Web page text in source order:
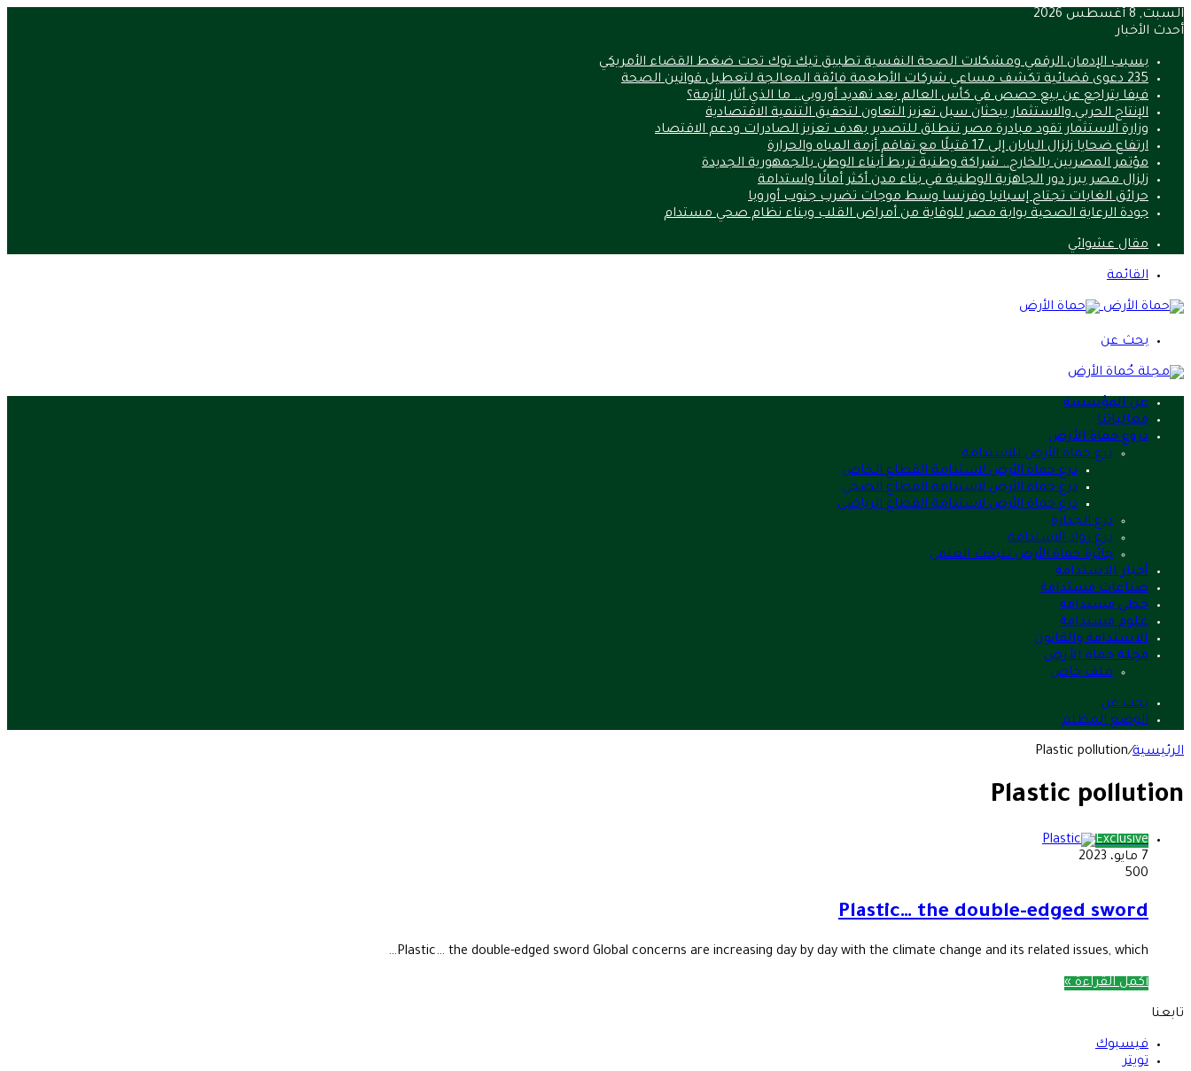
السبت, 8 أغسطس 2026
أحدث الأخبار
بسبب الإدمان الرقمي ومشكلات الصحة النفسية تطبيق تيك توك تحت ضغط القضاء الأمريكي
235 دعوى قضائية تكشف مساعي شركات الأطعمة فائقة المعالجة لتعطيل قوانين الصحة
فيفا يتراجع عن بيع حصص في كأس العالم بعد تهديد أوروبي.. ما الذي أثار الأزمة؟
الإنتاج الحربي والاستثمار يبحثان سبل تعزيز التعاون لتحقيق التنمية الاقتصادية
وزارة الاستثمار تقود مبادرة مصر تنطلق للتصدير بهدف تعزيز الصادرات ودعم الاقتصاد
ارتفاع ضحايا زلزال اليابان إلى 17 قتيلًا مع تفاقم أزمة المياه والحرارة
مؤتمر المصريين بالخارج.. شراكة وطنية تربط أبناء الوطن بالجمهورية الجديدة
زلزال مصر يبرز دور الجاهزية الوطنية في بناء مدن أكثر أمانًا واستدامة
حرائق الغابات تجتاح إسبانيا وفرنسا وسط موجات تضرب جنوب أوروبا
جودة الرعاية الصحية بوابة مصر للوقاية من أمراض القلب وبناء نظام صحي مستدام
مقال عشوائي
القائمة
بحث عن
عن المؤسسة
فعالياتنا
دروع حماة الأرض
درع حماة الأرض للاستدامة
درع حماة الأرض لاستدامة القطاع الخاص
درع حماة الأرض لاستدامة القطاع الصحي
درع حماة الأرض لاستدامة القطاع الرياضي
درع الجدارة
درع رواد الاستدامة
جائزة حماة الأرض للبحث العلمي
أخبار الاستدامة
صناعات مستدامة
خطى مستدامة
علوم مستدامة
الاستدامة والقانون
مجلة حماة الأرض
ملف خاص
بحث عن
الوضع المظلم
الرئيسية/
Plastic pollution
Plastic pollution
Exclusive
7 مايو، 2023
500
Plastic… the double-edged sword
Plastic… the double-edged sword Global concerns are increasing day by day with the climate change and its related issues, which…
أكمل القراءة »
تابعنا
فيسبوك
تويتر